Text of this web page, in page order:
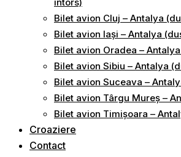
Bilet avion Cluj – Antalya
Bilet avion Iași – Antalya
Bilet avion Oradea –
Bilet avion Sibiu – Antalya
Bilet avion Suceava –
Bilet avion Târgu Mureș –
Bilet avion Timișoara –
Croaziere
Contact